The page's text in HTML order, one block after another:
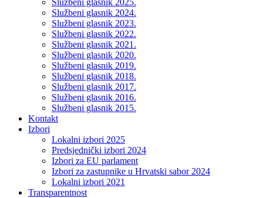
Službeni glasnik 2025.
Službeni glasnik 2024.
Službeni glasnik 2023.
Službeni glasnik 2022.
Službeni glasnik 2021.
Službeni glasnik 2020.
Službeni glasnik 2019.
Službeni glasnik 2018.
Službeni glasnik 2017.
Službeni glasnik 2016.
Službeni glasnik 2015.
Kontakt
Izbori
Lokalni izbori 2025
Predsjednički izbori 2024
Izbori za EU parlament
Izbori za zastupnike u Hrvatski sabor 2024
Lokalni izbori 2021
Transparentnost